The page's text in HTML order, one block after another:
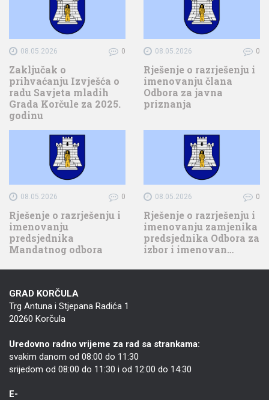
08.05.2026 0
Zaključak o
prihvaćanju Izvješća o
radu Savjeta mladih
Grada Korčule za 2025.
godinu
08.05.2026 0
Rješenje o razrješenju i
imenovanju člana
Odbora za javna
priznanja
08.05.2026 0
Rješenje o razrješenju i
imenovanju
predsjednika
Mandatnog odbora
08.05.2026 0
Rješenje o razrješenju i
imenovanju zamjenika
predsjednika Odbora za
izbor i imenovan…
GRAD KORČULA
Trg Antuna i Stjepana Radića 1
20260 Korčula
Uredovno radno vrijeme za rad sa strankama:
svakim danom od 08:00 do 11:30
srijedom od 08:00 do 11:30 i od 12:00 do 14:30
E-